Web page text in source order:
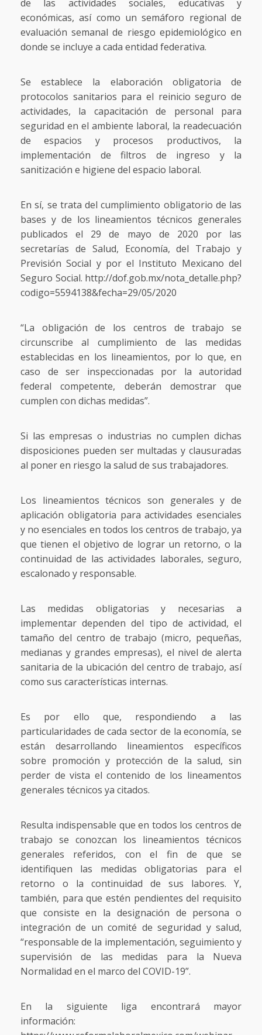
de las actividades sociales, educativas y
económicas, así como un semáforo regional de
evaluación semanal de riesgo epidemiológico en
donde se incluye a cada entidad federativa.
Se establece la elaboración obligatoria de
protocolos sanitarios para el reinicio seguro de
actividades, la capacitación de personal para
seguridad en el ambiente laboral, la readecuación
de espacios y procesos productivos, la
implementación de filtros de ingreso y la
sanitización e higiene del espacio laboral.
En sí, se trata del cumplimiento obligatorio de las
bases y de los lineamientos técnicos generales
publicados el 29 de mayo de 2020 por las
secretarías de Salud, Economía, del Trabajo y
Previsión Social y por el Instituto Mexicano del
Seguro Social. http://dof.gob.mx/nota_detalle.php?
codigo=5594138&fecha=29/05/2020
“La obligación de los centros de trabajo se
circunscribe al cumplimiento de las medidas
establecidas en los lineamientos, por lo que, en
caso de ser inspeccionadas por la autoridad
federal competente, deberán demostrar que
cumplen con dichas medidas”.
Si las empresas o industrias no cumplen dichas
disposiciones pueden ser multadas y clausuradas
al poner en riesgo la salud de sus trabajadores.
Los lineamientos técnicos son generales y de
aplicación obligatoria para actividades esenciales
y no esenciales en todos los centros de trabajo, ya
que tienen el objetivo de lograr un retorno, o la
continuidad de las actividades laborales, seguro,
escalonado y responsable.
Las medidas obligatorias y necesarias a
implementar dependen del tipo de actividad, el
tamaño del centro de trabajo (micro, pequeñas,
medianas y grandes empresas), el nivel de alerta
sanitaria de la ubicación del centro de trabajo, así
como sus características internas.
Es por ello que, respondiendo a las
particularidades de cada sector de la economía, se
están desarrollando lineamientos específicos
sobre promoción y protección de la salud, sin
perder de vista el contenido de los lineamentos
generales técnicos ya citados.
Resulta indispensable que en todos los centros de
trabajo se conozcan los lineamientos técnicos
generales referidos, con el fin de que se
identifiquen las medidas obligatorias para el
retorno o la continuidad de sus labores. Y,
también, para que estén pendientes del requisito
que consiste en la designación de persona o
integración de un comité de seguridad y salud,
“responsable de la implementación, seguimiento y
supervisión de las medidas para la Nueva
Normalidad en el marco del COVID-19”.
En la siguiente liga encontrará mayor
información: